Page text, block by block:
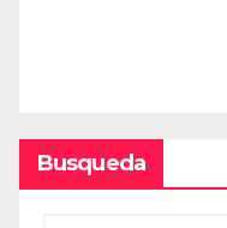
Busqueda